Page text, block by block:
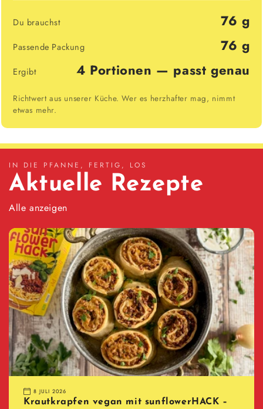
Du brauchst 76 g
Passende Packung 76 g
Ergibt 4 Portionen — passt genau
Richtwert aus unserer Küche. Wer es herzhafter mag, nimmt
etwas mehr.
IN DIE PFANNE, FERTIG, LOS
Aktuelle Rezepte
Alle anzeigen
8 JULI 2026
Krautkrapfen vegan mit sunflowerHACK –